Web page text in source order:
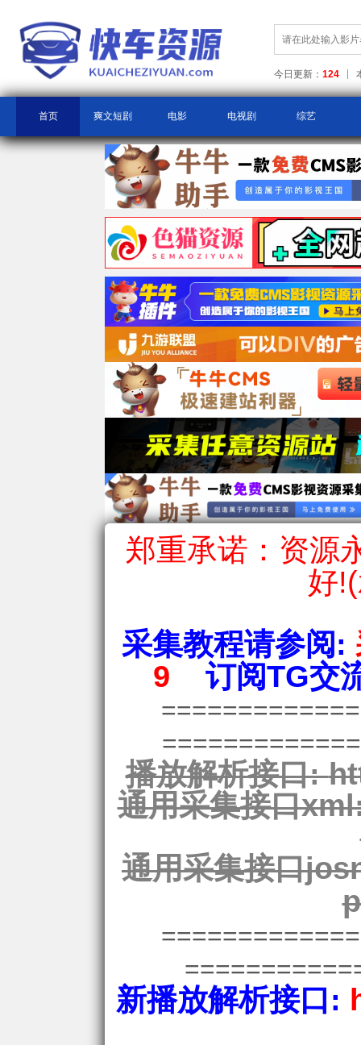
今日更新： 124
首页 爽文短剧 电影 电视剧 综艺
郑重承诺：资源
好
采集教程请参阅:
9
订阅TG交
播放解析接口:
通用采集接口
通用采集接口
新播放解析接口: